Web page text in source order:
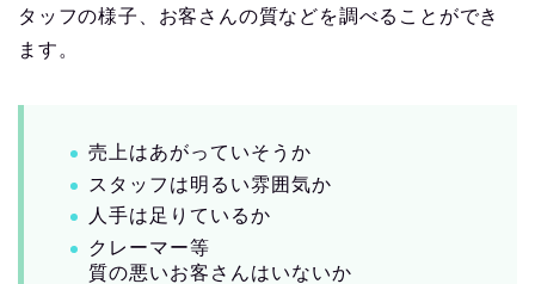
タッフの様子、お客さんの質などを調べることができ
ます。
売上はあがっていそうか
スタッフは明るい雰囲気か
人手は足りているか
クレーマー等
質の悪いお客さんはいないか